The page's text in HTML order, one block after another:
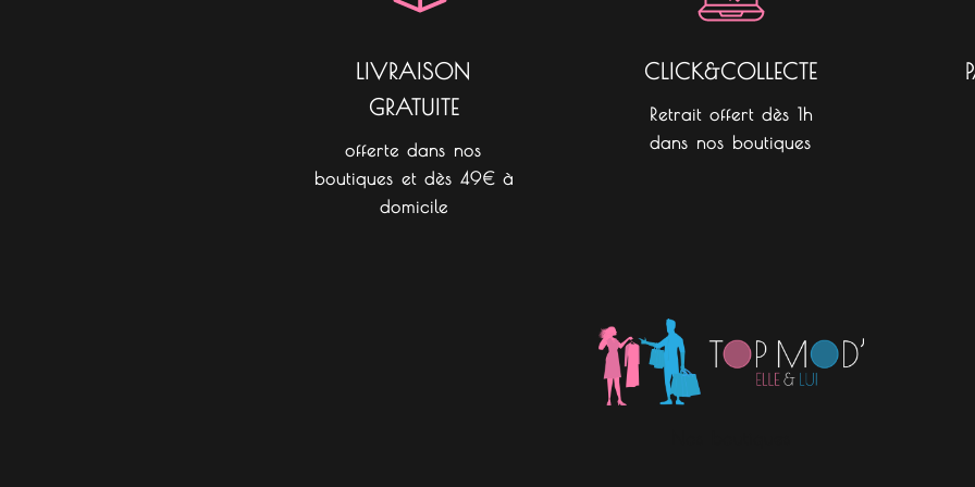
LIVRAISON
GRATUITE
offerte dans nos
boutiques et dès 49€ à
domicile
CLICK&COLLECTE
Retrait offert dès 1h
dans nos boutiques